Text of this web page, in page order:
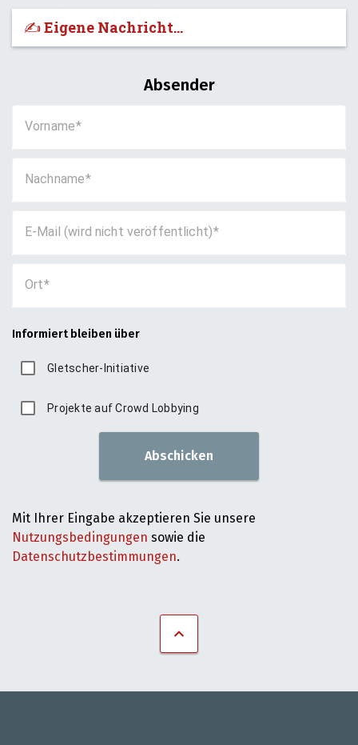
✍️ Eigene Nachricht...
Absender
Vorname
Nachname
E-Mail (wird nicht veröffentlicht)
Ort
Informiert bleiben über
Gletscher-Initiative
Projekte auf Crowd Lobbying
Abschicken
Mit Ihrer Eingabe akzeptieren Sie unsere
Nutzungsbedingungen sowie die
Datenschutzbestimmungen.